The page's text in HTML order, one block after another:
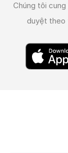
Chúng tôi
duyệt theo